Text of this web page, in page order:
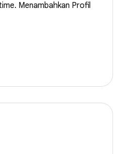
Menambahkan Profil